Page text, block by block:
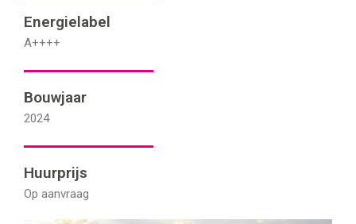
Energielabel
A++++
Bouwjaar
2024
Huurprijs
Op aanvraag